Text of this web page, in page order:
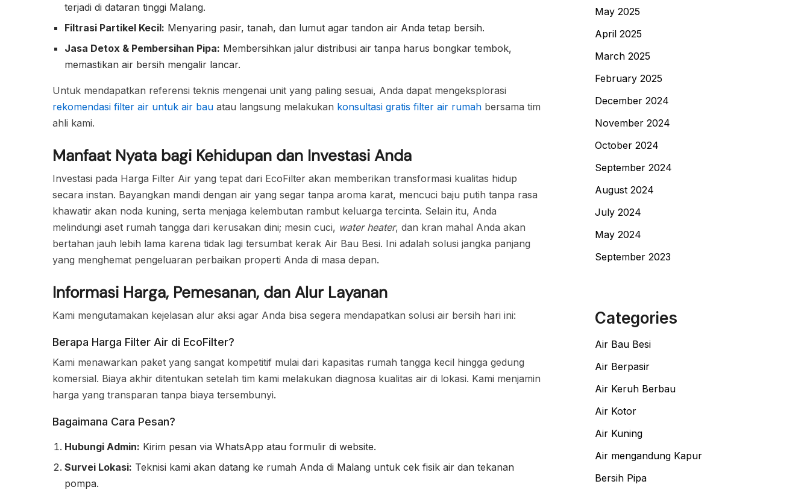
terjadi di dataran tinggi Malang.
Filtrasi Partikel Kecil: Menyaring pasir, tanah, dan lumut agar tandon air Anda tetap bersih.
Jasa Detox & Pembersihan Pipa: Membersihkan jalur distribusi air tanpa harus bongkar tembok,
memastikan air bersih mengalir lancar.
Untuk mendapatkan referensi teknis mengenai unit yang paling sesuai, Anda dapat mengeksplorasi
rekomendasi filter air untuk air bau atau langsung melakukan konsultasi gratis filter air rumah bersama tim
ahli kami.
Manfaat Nyata bagi Kehidupan dan Investasi Anda
Investasi pada Harga Filter Air yang tepat dari EcoFilter akan memberikan transformasi kualitas hidup
secara instan. Bayangkan mandi dengan air yang segar tanpa aroma karat, mencuci baju putih tanpa rasa
khawatir akan noda kuning, serta menjaga kelembutan rambut keluarga tercinta. Selain itu, Anda
melindungi aset rumah tangga dari kerusakan dini; mesin cuci, water heater, dan kran mahal Anda akan
bertahan jauh lebih lama karena tidak lagi tersumbat kerak Air Bau Besi. Ini adalah solusi jangka panjang
yang menghemat pengeluaran perbaikan properti Anda di masa depan.
Informasi Harga, Pemesanan, dan Alur Layanan
Kami mengutamakan kejelasan alur aksi agar Anda bisa segera mendapatkan solusi air bersih hari ini:
Berapa Harga Filter Air di EcoFilter?
Kami menawarkan paket yang sangat kompetitif mulai dari kapasitas rumah tangga kecil hingga gedung
komersial. Biaya akhir ditentukan setelah tim kami melakukan diagnosa kualitas air di lokasi. Kami menjamin
harga yang transparan tanpa biaya tersembunyi.
Bagaimana Cara Pesan?
Hubungi Admin: Kirim pesan via WhatsApp atau formulir di website.
Survei Lokasi: Teknisi kami akan datang ke rumah Anda di Malang untuk cek fisik air dan tekanan
pompa.
May 2025
April 2025
March 2025
February 2025
December 2024
November 2024
October 2024
September 2024
August 2024
July 2024
May 2024
September 2023
Categories
Air Bau Besi
Air Berpasir
Air Keruh Berbau
Air Kotor
Air Kuning
Air mengandung Kapur
Bersih Pipa